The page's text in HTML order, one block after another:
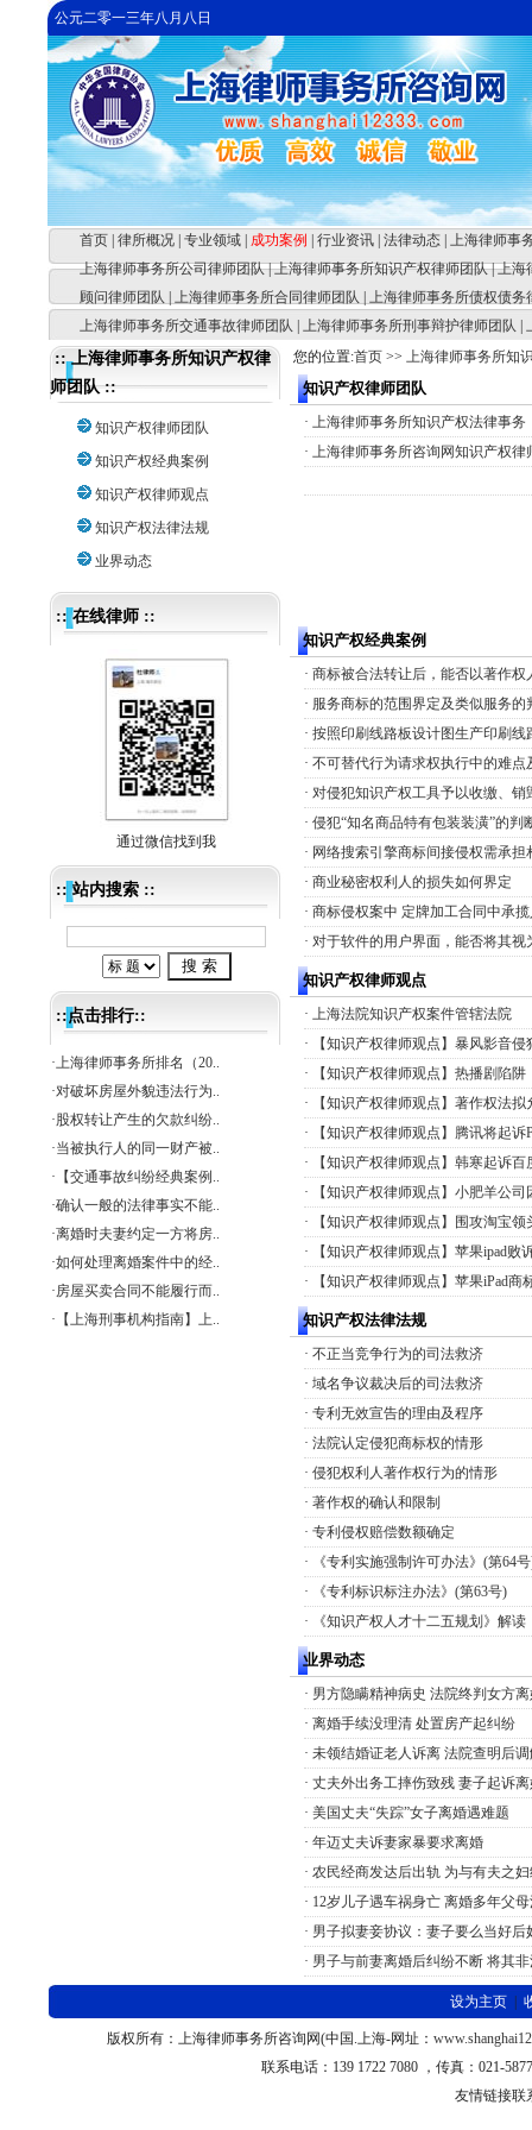
公元二零一三年八月八日
首页 律所概况 专业领域 成功案例 行业资讯 法律动态 上海律师事
上海律师事务所公司律师团队 | 上海律师事务所知识产权律师团队 | 上海
顾问律师团队
上海律师事务所合同律师团队
上海律师事务所债权债务
上海律师事务所交通事故律师团队
上海律师事务所刑事辩护律师团队
:: 上海律师事务所知识产权律
师团队 ::
知识产权律师团队
知识产权经典案例
知识产权律师观点
知识产权法律法规
业界动态
:: 在线律师 ::
资深合伙人律师杜黄海
:: 站内搜索 ::
::点击排行::
·上海律师事务所排名（20..
·对破坏房屋外貌违法行为..
·股权转让产生的欠款纠纷..
·当被执行人的同一财产被..
· 【交通事故纠纷经典案例..
·确认一般的法律事实不能..
·离婚时夫妻约定一方将房..
·如何处理离婚案件中的经..
·房屋买卖合同不能履行而..
· 【上海刑事机构指南】上..
您的位置:首页 >> 上海律师事务所知
知识产权律师团队
· 上海律师事务所知识产权法律事务
· 上海律师事务所咨询网知识产权律
知识产权经典案例
· 商标被合法转让后，能否以著作
· 服务商标的范围界定及类似服务的
· 按照印刷线路板设计图生产印刷
· 不可替代行为请求权执行中的难点
· 对侵犯知识产权工具予以收缴、销
· 侵犯“知名商品特有包装装潢”的判
· 网络搜索引擎商标间接侵权需承担
· 商业秘密权利人的损失如何界定
· 商标侵权案中 定牌加工合同中承
· 对于软件的用户界面，能否将其
知识产权律师观点
· 上海法院知识产权案件管辖法院
·
【知识产权律师观点】暴风影音
·
【知识产权律师观点】热播剧陷
·
【知识产权律师观点】著作权法
·
【知识产权律师观点】腾讯将起
·
【知识产权律师观点】韩寒起诉
·
【知识产权律师观点】小肥羊公
·
【知识产权律师观点】围攻淘宝
·
【知识产权律师观点】苹果ipad
·
【知识产权律师观点】苹果iPad
知识产权法律法规
· 不正当竞争行为的司法救济
· 域名争议裁决后的司法救济
· 专利无效宣告的理由及程序
· 法院认定侵犯商标权的情形
· 侵犯权利人著作权行为的情形
· 著作权的确认和限制
· 专利侵权赔偿数额确定
·
《专利实施强制许可办法》(第64
·
《专利标识标注办法》(第63号)
·
《知识产权人才十二五规划》解读
业界动态
· 男方隐瞒精神病史 法院终判女方
· 离婚手续没理清 处置房产起纠纷
· 未领结婚证老人诉离 法院查明后
· 丈夫外出务工摔伤致残 妻子起诉
· 美国丈夫“失踪”女子离婚遇难题
· 年迈丈夫诉妻家暴要求离婚
· 农民经商发达后出轨 为与有夫之妇
· 12岁儿子遇车祸身亡 离婚多年父
· 男子拟妻妾协议：妻子要么当好后
· 男子与前妻离婚后纠纷不断 将其
设为主页
版权所有：上海律师事务所咨询网(中国 .上海-网址：
联系电话： 139 1722 7080 ， 传真： 021-
友情链接联